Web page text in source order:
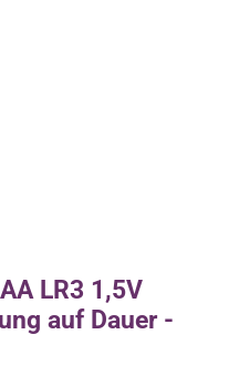
LR3 1,5V
auf Dauer -